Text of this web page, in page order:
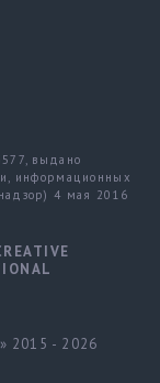
выдано
информационных
4 мая 2016
2015 - 2026